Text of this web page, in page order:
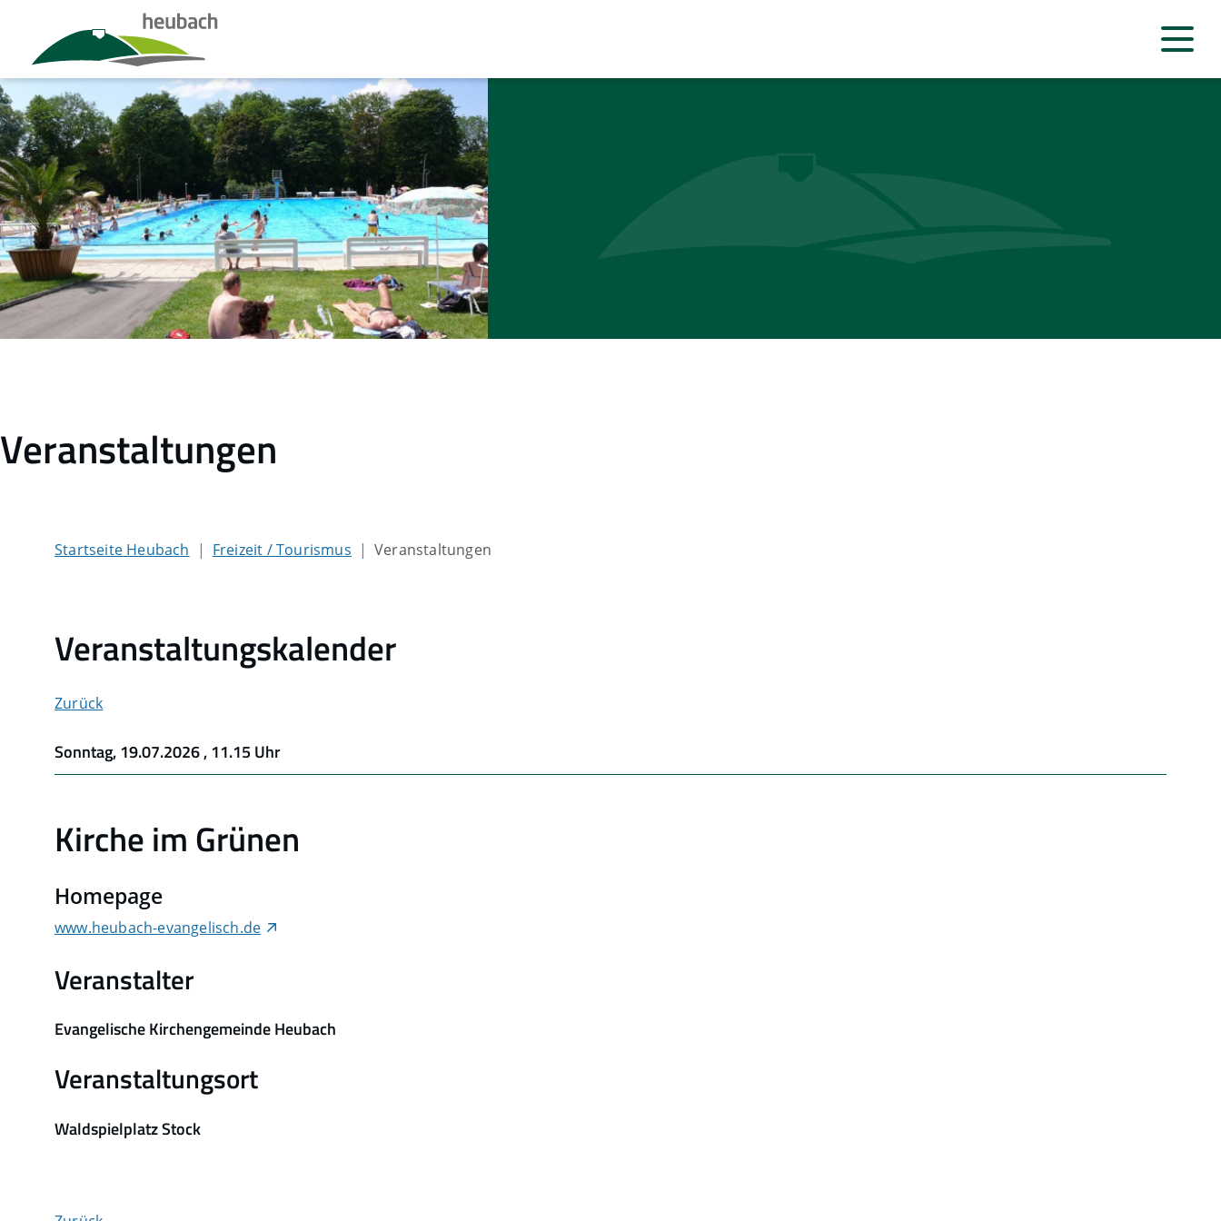
Veranstaltungen
Startseite Heubach Freizeit / Tourismus Veranstaltungen
Veranstaltungskalender
Zurück
Sonntag, 19.07.2026, 11.15 Uhr
Kirche im Grünen
Homepage
www.heubach-evangelisch.de
Veranstalter
Evangelische Kirchengemeinde Heubach
Veranstaltungsort
Waldspielplatz Stock